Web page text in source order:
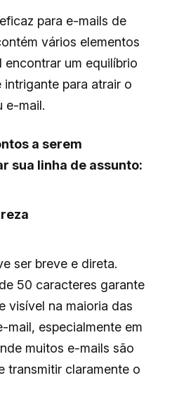
para e-mails de
vários elementos
encontrar um equilíbrio
para atrair o
e-mail.
a serem
sua linha de assunto:
ser breve e direta.
50 caracteres garante
visível na maioria das
mail, especialmente em
muitos e-mails são
transmitir claramente o